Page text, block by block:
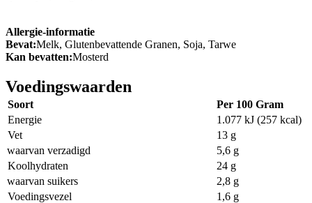
Allergie-informatie
Bevat:Melk, Glutenbevattende Granen, Soja, Tarwe
Kan bevatten:Mosterd
Voedingswaarden
Soort
Per 100 Gram
Energie
1.077 kJ (257 kcal)
Vet
13 g
waarvan verzadigd
5,6 g
Koolhydraten
24 g
waarvan suikers
2,8 g
Voedingsvezel
1,6 g